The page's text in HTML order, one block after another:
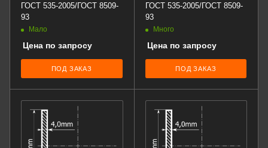
ГОСТ 535-2005/ГОСТ 8509-
93
Мало
Цена по запросу
ПОД ЗАКАЗ
ГОСТ 535-2005/ГОСТ 8509-
93
Много
Цена по запросу
ПОД ЗАКАЗ